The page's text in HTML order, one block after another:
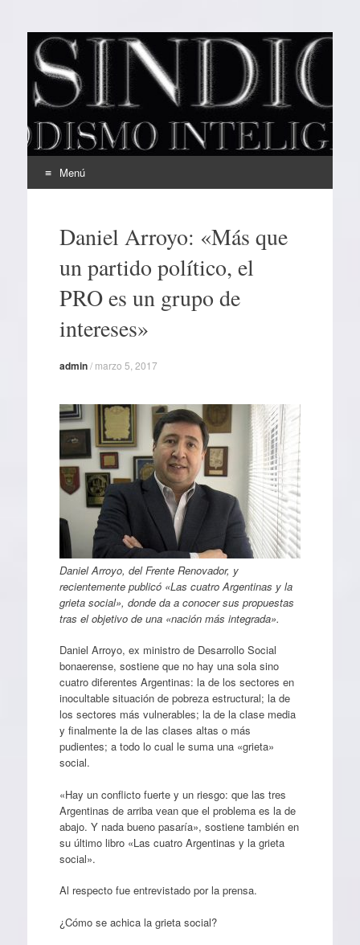
EL SINDICAL
Periodismo Inteligente
Menú
contenidoDaniel Arroyo: «Más que
un partido político, el
PRO es un grupo de
intereses»
admin/ marzo 5, 2017
Daniel Arroyo, del Frente Renovador, y
recientemente publicó «Las cuatro Argentinas y la
grieta social», donde da a conocer sus propuestas
tras el objetivo de una «nación más integrada».
Daniel Arroyo, ex ministro de Desarrollo Social
bonaerense, sostiene que no hay una sola sino
cuatro diferentes Argentinas: la de los sectores en
inocultable situación de pobreza estructural; la de
los sectores más vulnerables; la de la clase media
y finalmente la de las clases altas o más
pudientes; a todo lo cual le suma una «grieta»
social.
«Hay un conflicto fuerte y un riesgo: que las tres
Argentinas de arriba vean que el problema es la de
abajo. Y nada bueno pasaría», sostiene también en
su último libro «Las cuatro Argentinas y la grieta
social».
Al respecto fue entrevistado por la prensa.
¿Cómo se achica la grieta social?